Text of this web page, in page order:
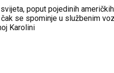
poput pojedinih
se spominje u službenim
Karolini